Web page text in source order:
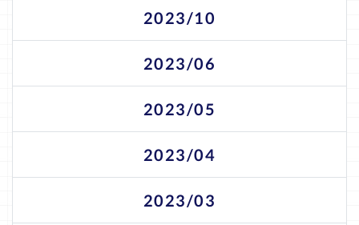
2023/10
2023/06
2023/05
2023/04
2023/03